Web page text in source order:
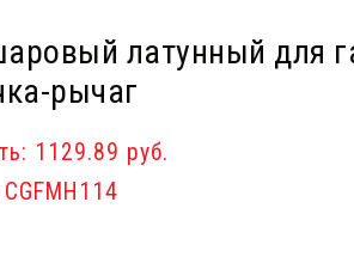
латунный для
рычаг
1129.89 руб.